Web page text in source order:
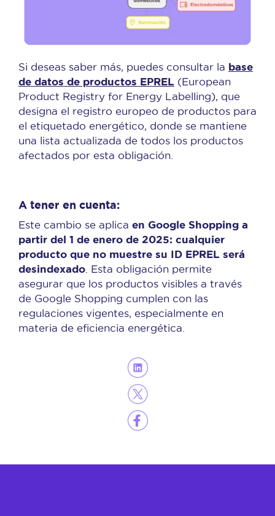
Si deseas saber más, puedes consultar la base
de datos de productos EPREL (European
Product Registry for Energy Labelling), que
designa el registro europeo de productos para
el etiquetado energético, donde se mantiene
una lista actualizada de todos los productos
afectados por esta obligación.
A tener en cuenta:
Este cambio se aplica en Google Shopping a
partir del 1 de enero de 2025: cualquier
producto que no muestre su ID EPREL será
desindexado . Esta obligación permite
asegurar que los productos visibles a través
de Google Shopping cumplen con las
regulaciones vigentes, especialmente en
materia de eficiencia energética.